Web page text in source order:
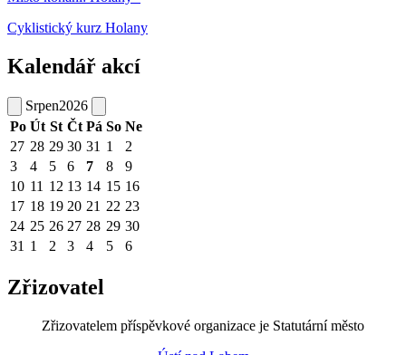
Cyklistický kurz Holany
Kalendář akcí
Srpen2026
Po Út St Čt Pá So Ne
27 28 29 30 31 1
2
3
4 5 6 7 8
9
10 11 12 13 14 15 16
17 18 19 20 21 22 23
24 25 26 27 28 29 30
31 1 2 3 4 5 6
Zřizovatel
Zřizovatelem příspěvkové organizace je Statutární město